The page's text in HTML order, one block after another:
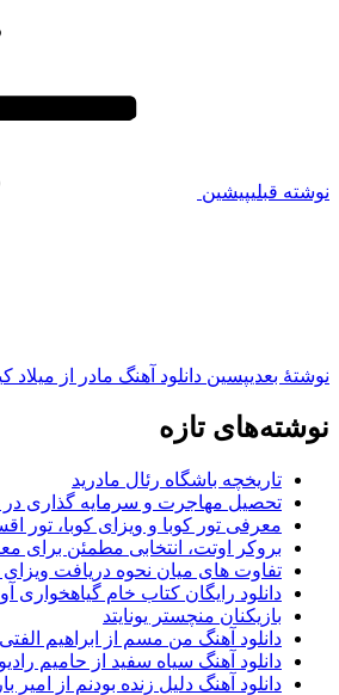
نوشته قبلیپیشین
نوشته‌ٔ بعدیپسین دانلود آهنگ مادر از
نوشته‌های تازه
تاریخچه باشگاه رئال مادرید
تحصیل مهاجرت و سرمایه گذاری در
معرفی تور کوبا و ویزای کوبا، تور
بروکر اوتت، انتخابی مطمئن برای
تفاوت های میان نحوه دریافت ویزای
دانلود رایگان کتاب خام گیاهخواری
بازیکنان منچستر یونایتد
دانلود آهنگ من مسم از ابراهیم
دانلود آهنگ سیاه سفید از حامیم
دانلود آهنگ دلیل زنده بودنم از امیر